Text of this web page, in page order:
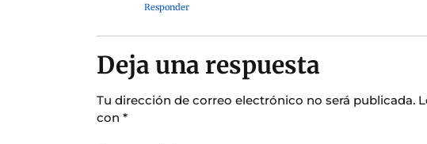
Responder
Deja una respuesta
Tu dirección de correo electrónico no será publicada.
con *